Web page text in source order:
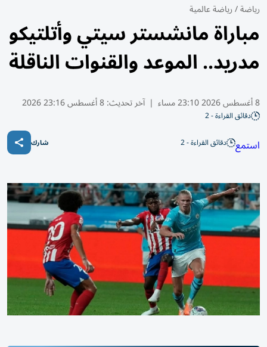
رياضة/رياضة عالمية
مباراة مانشستر سيتي وأتلتيكو
مدريد.. الموعد والقنوات الناقلة
8 أغسطس 2026 23:10 مساء | آخر تحديث:8 أغسطس 23:16 2026
دقائق القراءة - 2
استمع دقائق القراءة - 2 شارك